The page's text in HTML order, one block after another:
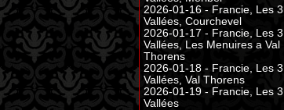
2026-01-16 - Francie, Les 3
Vallées, Courchevel
2026-01-17 - Francie, Les 3
Vallées, Les Menuires a Val
Thorens
2026-01-18 - Francie, Les 3
Vallées, Val Thorens
2026-01-19 - Francie, Les 3
Vallées